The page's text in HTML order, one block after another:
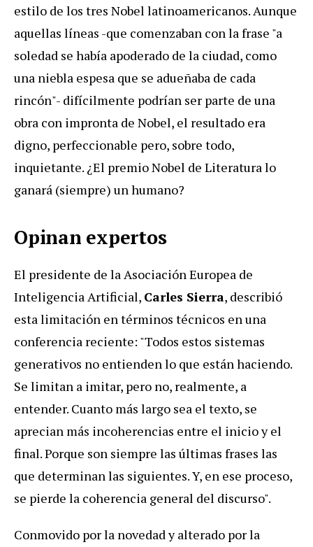
estilo de los tres Nobel latinoamericanos. Aunque
aquellas líneas -que comenzaban con la frase "a
soledad se había apoderado de la ciudad, como
una niebla espesa que se adueñaba de cada
rincón"- difícilmente podrían ser parte de una
obra con impronta de Nobel, el resultado era
digno, perfeccionable pero, sobre todo,
inquietante. ¿El premio Nobel de Literatura lo
ganará (siempre) un humano?
Opinan expertos
El presidente de la Asociación Europea de
Inteligencia Artificial, Carles Sierra, describió
esta limitación en términos técnicos en una
conferencia reciente: "Todos estos sistemas
generativos no entienden lo que están haciendo.
Se limitan a imitar, pero no, realmente, a
entender. Cuanto más largo sea el texto, se
aprecian más incoherencias entre el inicio y el
final. Porque son siempre las últimas frases las
que determinan las siguientes. Y, en ese proceso,
se pierde la coherencia general del discurso".
Conmovido por la novedad y alterado por la